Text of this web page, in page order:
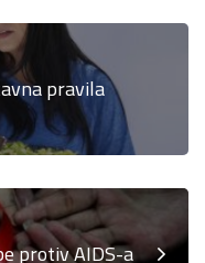
pravila
protiv AIDS-a